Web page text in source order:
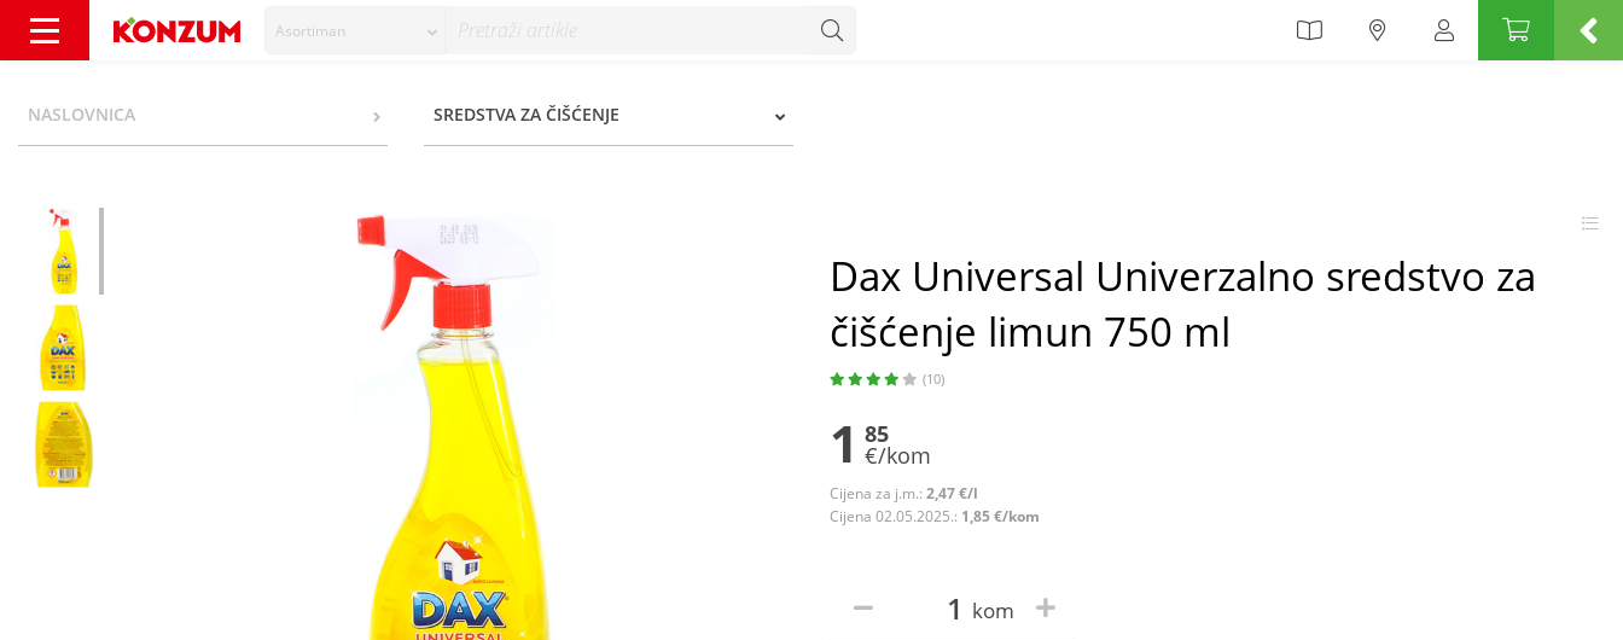
Asortiman
NASLOVNICA SREDSTVA ZA ČIŠĆENJE
Dax Universal Univerzalno sredstvo za
čišćenje limun 750 ml
(10)
1 85
€/kom
Cijena za j.m.: 2,47 €/l
Cijena 02.05.2025.: 1,85 €/kom
kom